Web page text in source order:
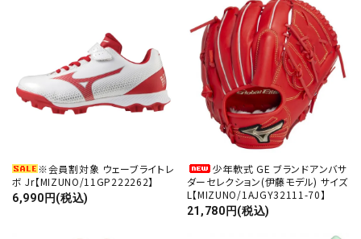
※会員割対象 ウェーブライトレ
ボ Jr【MIZUNO/11GP222262】
6,990円(税込)
少年軟式 GE ブランドアンバサ
ダーセレクション(伊藤モデル) サイズ
L【MIZUNO/1AJGY32111-70】
21,780円(税込)